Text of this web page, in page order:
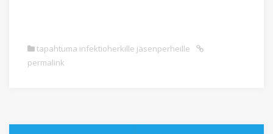
tapahtuma infektioherkille jäsenperheille
permalink